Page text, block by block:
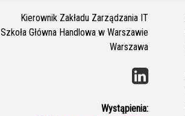
Kierownik Zakładu Zarządzania IT
Szkoła Główna Handlowa w Warszawie
Warszawa
Wystąpienia: